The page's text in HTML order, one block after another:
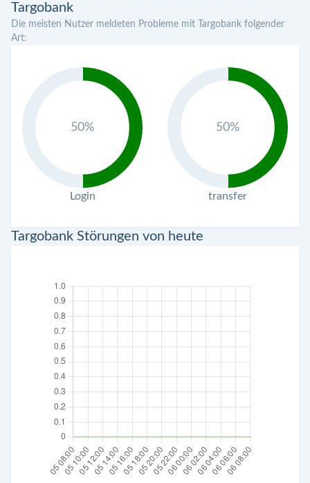
Targobank
Die meisten Nutzer meldeten Probleme mit Targobank folgender
Art:
50%
Login
50%
transfer
Targobank Störungen von heute